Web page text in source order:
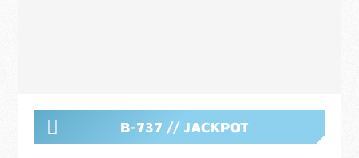
B-737 // JACKPOT